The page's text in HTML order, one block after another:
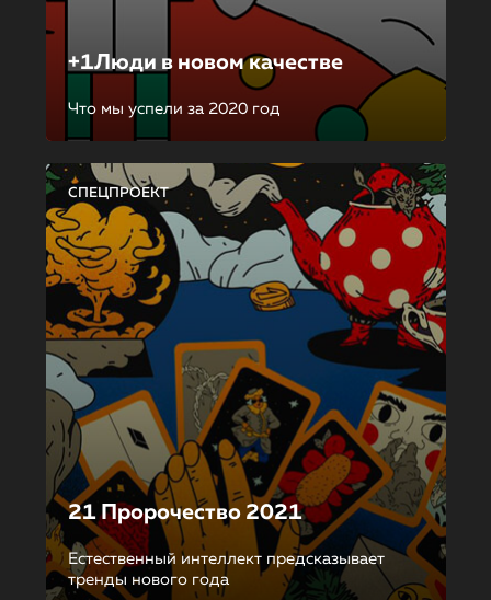
+1Люди в новом качестве
Что мы успели за 2020 год
СПЕЦПРОЕКТ
21 Пророчество 2021
Естественный интеллект предсказывает
тренды нового года